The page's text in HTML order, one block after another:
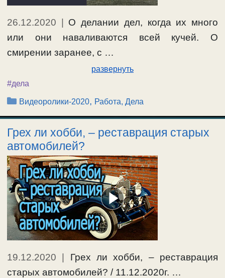
26.12.2020 | О делании дел, когда их много
или они наваливаются всей кучей. О
смирении заранее, с …
развернуть
#дела
Рубрики
Видеоролики-2020, Работа, Дела
Грех ли хобби, – реставрация старых
автомобилей?
19.12.2020
Грех ли хобби, – реставрация
старых автомобилей? / 11.12.2020г. …